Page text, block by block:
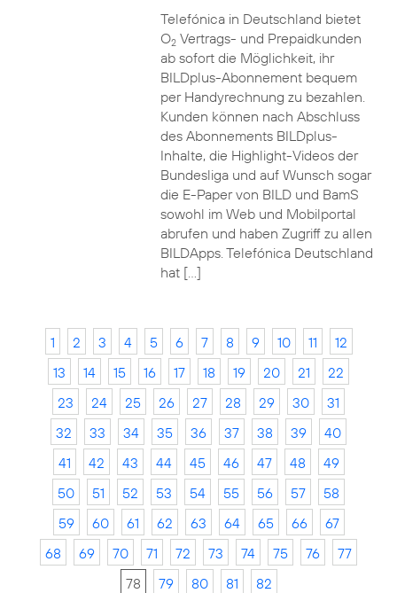
Telefónica in Deutschland bietet
O2Vertrags- und Prepaidkunden
ab sofort die Möglichkeit, ihr
BILDplus-Abonnement bequem
per Handyrechnung zu bezahlen.
Kunden können nach Abschluss
des Abonnements BILDplus-
Inhalte, die Highlight-Videos der
Bundesliga und auf Wunsch sogar
die E-Paper von BILD und BamS
sowohl im Web und Mobilportal
abrufen und haben Zugriff zu allen
BILDApps. Telefónica Deutschland
hat […]
1 2 3 4 5 6 7 8 9 10 11
12
13
14 15 16 17 18 19 20 21
22
23
24 25 26 27 28 29 30
31
32
33 34 35 36 37 38 39
40
41
42 43 44 45 46 47 48
49
50
51 52 53 54 55 56 57
58
59
60 61 62 63 64 65 66
67
68
69 70 71 72 73 74 75 76
77
78
79 80 81 82